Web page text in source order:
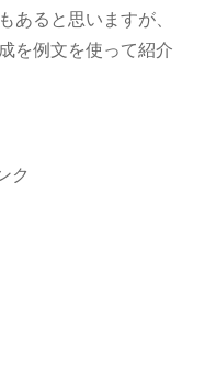
あると思いますが、
を例文を使って紹介
ク